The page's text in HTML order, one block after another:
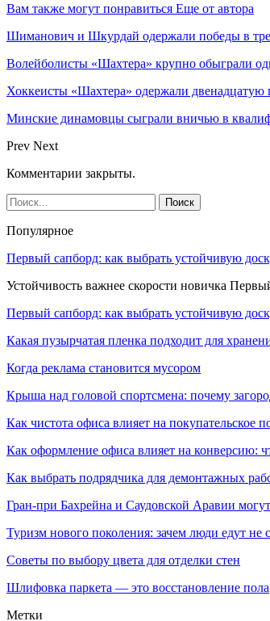
Вам также могут понравиться Еще от автора
Шиманович и Шкурдай одержали победы в
Волейболисты «Шахтера» крупно обыграли
Хоккеисты «Шахтера» одержали двенадцатую
Минские динамовцы сыграли вничью в
Prev Next
Комментарии закрыты.
Популярное
Первый сапборд: как выбрать устойчивую
Устойчивость важнее скорости новичка
Первый сапборд: как выбрать устойчивую
Какая пузырчатая пленка подходит для
Когда реклама становится мусором
Крыша над головой спортсмена: почему
Как чистота офиса влияет на покупательское
Как оформление офиса влияет на конверсию:
Как выбрать подрядчика для демонтажных
Гран-при Бахрейна и Саудовской Аравии
Туризм нового поколения: зачем люди едут не
Советы по выбору цвета для отделки стен
Шлифовка паркета — это восстановление пола
Метки